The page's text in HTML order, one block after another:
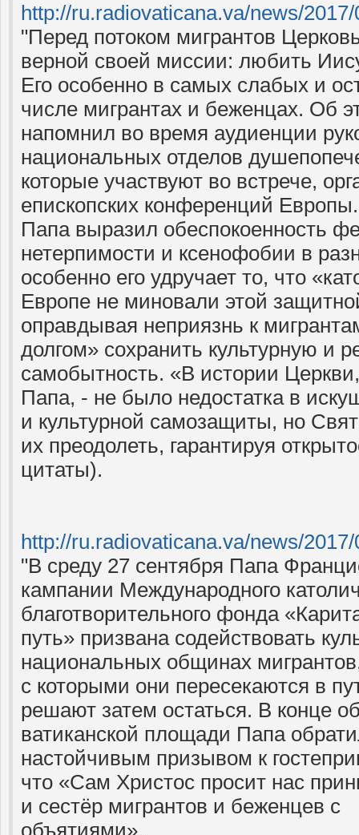
http://ru.radiovaticana.va/news/
"Перед потоком мигрантов
верной своей миссии: любить
Его особенно в самых слабых и
числе мигрантах и беженцах. Об
напомнил во время аудиенции
национальных отделов
которые участвуют во встрече,
епископских конференций Европы.
Папа выразил обеспокоенность
нетерпимости и ксенофобии в
особенно его удручает то, что
Европе не миновали этой
оправдывая неприязнь к
долгом» сохранить культурную и
самобытность. «В истории
Папа, - не было недостатка в
и культурной самозащиты, но
их преодолеть, гарантируя
цитаты).
http://ru.radiovaticana.va/news/
"В среду 27 сентября Папа
кампании Международного
благотворительного фонда
путь» призвана содействовать
национальных общинах
с которыми они пересекаются в
решают затем остаться. В конце
ватиканской площади Папа
настойчивым призывом к
что «Сам Христос просит нас
и сестёр мигрантов и беженцев
объятиями».